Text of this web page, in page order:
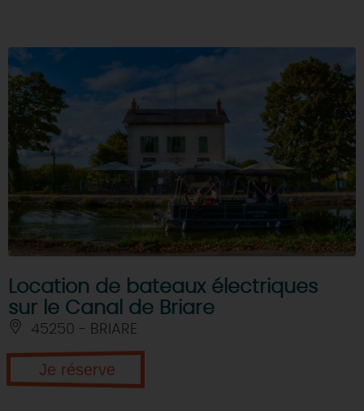
AUJOURD'HUI
DEMAIN
CE WEEK-END
CETTE SEMAINE
TOUT L'AGENDA
Location de bateaux électriques
sur le Canal de Briare
45250 - BRIARE
Je réserve